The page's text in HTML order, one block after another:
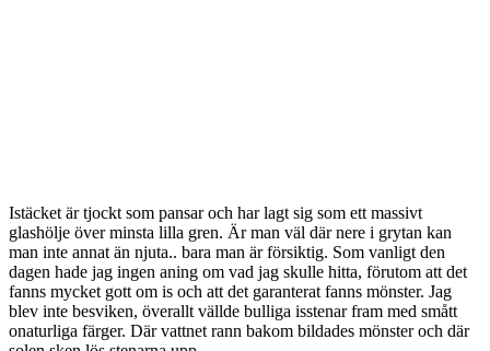
Istäcket är tjockt som pansar och har lagt sig som ett massivt
glashölje över minsta lilla gren. Är man väl där nere i grytan kan
man inte annat än njuta.. bara man är försiktig. Som vanligt den
dagen hade jag ingen aning om vad jag skulle hitta, förutom att det
fanns mycket gott om is och att det garanterat fanns mönster. Jag
blev inte besviken, överallt vällde bulliga isstenar fram med smått
onaturliga färger. Där vattnet rann bakom bildades mönster och där